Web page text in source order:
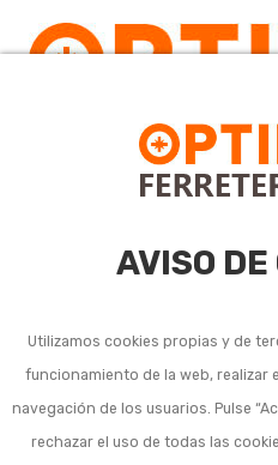
AVISO DE
Utilizamos cookies propias y de
funcionamiento de la web, realizar
navegación de los usuarios. Pulse
rechazar el uso de todas las
Toldos de